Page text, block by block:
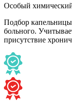
Особый
Подбор капельницы
больного.
присутствие